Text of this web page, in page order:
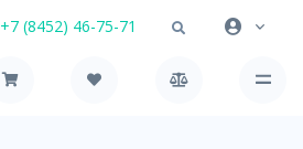
+7 (8452) 46-75-71